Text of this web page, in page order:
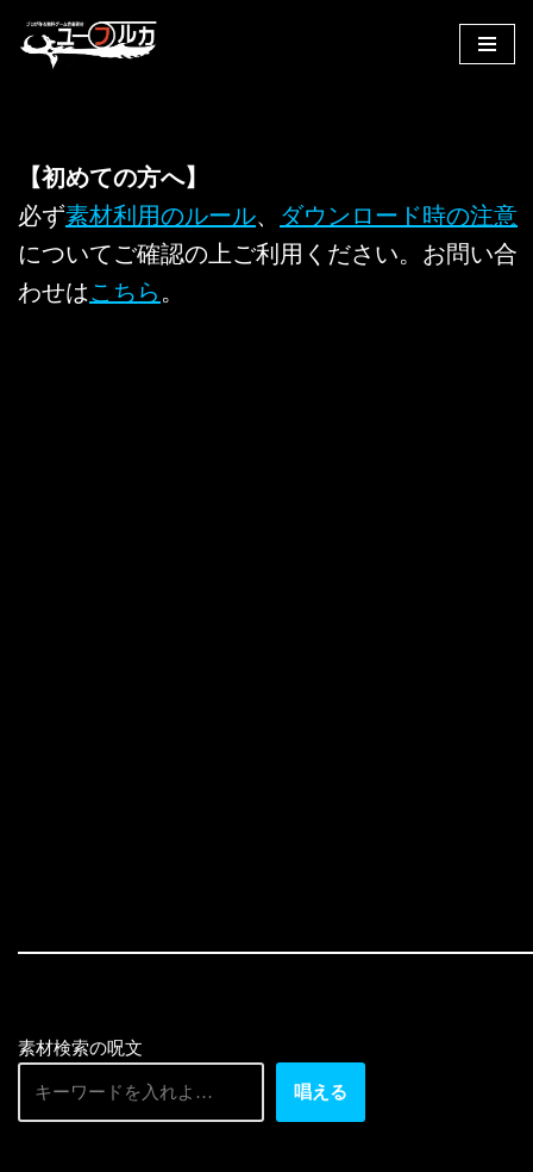
へ
キ
ッ
【初めての方へ】
必ず素材利用のルール、 ダウンロード時の注意
についてご確認の上ご利用ください。お問い合
わせはこちら 。
素材検索の呪文
唱える